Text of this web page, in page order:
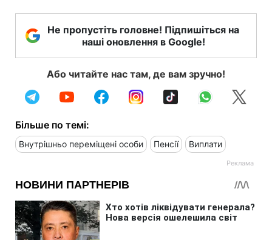
Не пропустіть головне! Підпишіться на
наші оновлення в Google!
Або читайте нас там, де вам зручно!
Більше по темі:
Внутрішньо переміщені особи Пенсії Виплати